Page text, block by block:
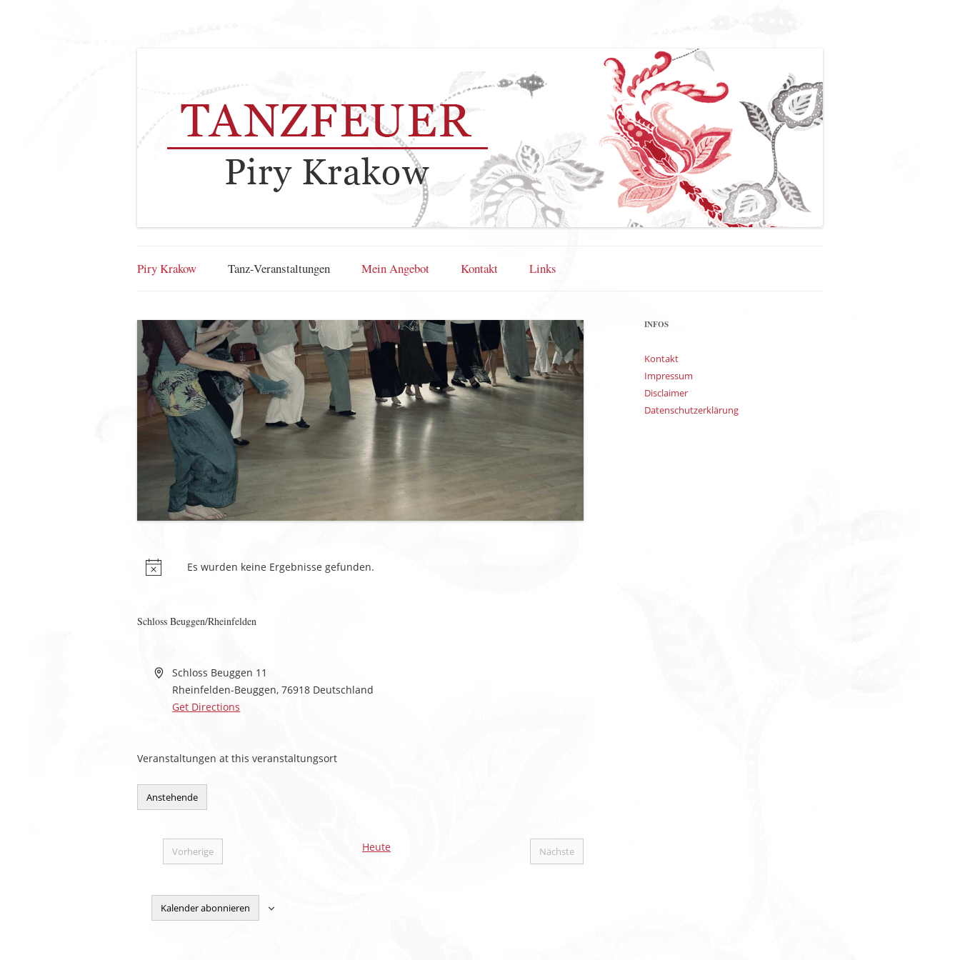
Piry Krakow Tanz-Veranstaltungen Mein Angebot Kontakt Links
Es wurden keine Ergebnisse gefunden.
Schloss Beuggen/Rheinfelden
Schloss Beuggen 11
Rheinfelden-Beuggen, 76918 Deutschland
Get Directions
Veranstaltungen at this veranstaltungsort
Anstehende
Vorherige
Veranstaltungen
Heute
Nächste
Veranstaltungen
Kalender abonnieren
INFOS
Kontakt
Impressum
Disclaimer
Datenschutzerklärung